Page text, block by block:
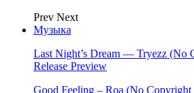
Prev Next
Музыка
Last Night’s Dream — Tryezz (No
Release Preview
Good Feeling – Roa (No